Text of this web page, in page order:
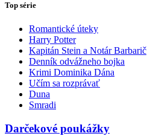
Top série
Romantické úteky
Harry Potter
Kapitán Stein a Notár Barbarič
Denník odvážneho bojka
Krimi Dominika Dána
Učím sa rozprávať
Duna
Smradi
Darčekové poukážky